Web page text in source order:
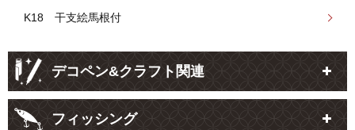
K18 干支絵馬根付
デコペン&クラフト関連
フィッシング